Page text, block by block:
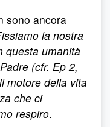
sono ancora
la nostra
questa umanità
(cfr. Ep 2,
motore della vita
che ci
respiro.